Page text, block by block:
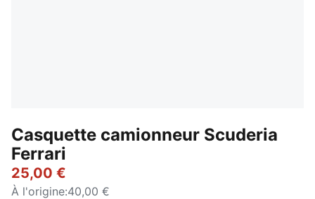
Casquette camionneur Scuderia
Ferrari
25,00 €
À l'origine:40,00 €